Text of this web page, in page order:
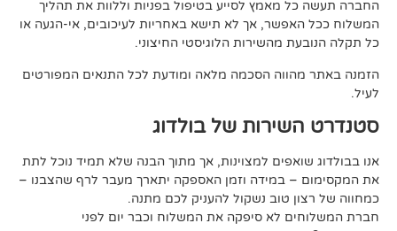
מאמץ לסייע בטיפול בפניות וללוות את תהליך
אך לא תישא באחריות לעיכובים, אי-הגעה או
מהשירות הלוגיסטי החיצוני.
הסכמה מלאה ומודעת לכל התנאים המפורטים
של בולדוג
למצוינות, אך מתוך הבנה שלא תמיד נוכל לתת
במידה וזמן האספקה יתארך מעבר לרף שהצבנו –
טוב נשקול להעניק לכם מתנה.
לא סיפקה את המשלוח וכבר יום לפני